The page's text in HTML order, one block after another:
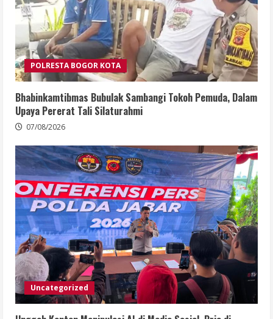
POLRESTA BOGOR KOTA
Bhabinkamtibmas Bubulak Sambangi Tokoh Pemuda, Dalam
Upaya Pererat Tali Silaturahmi
07/08/2026
Uncategorized